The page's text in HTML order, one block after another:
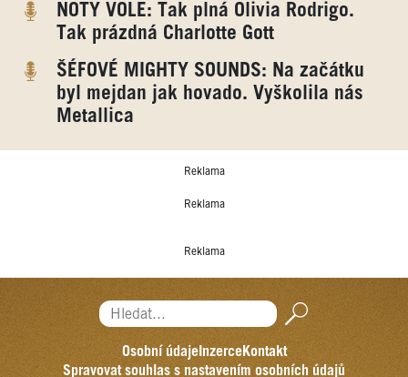
NOTY VOLE: Tak plná Olivia Rodrigo.
Tak prázdná Charlotte Gott
ŠÉFOVÉ MIGHTY SOUNDS: Na začátku
byl mejdan jak hovado. Vyškolila nás
Metallica
Reklama
Reklama
Reklama
Hledat...
Osobní údajeInzerceKontakt
Spravovat souhlas s nastavením osobních údajů